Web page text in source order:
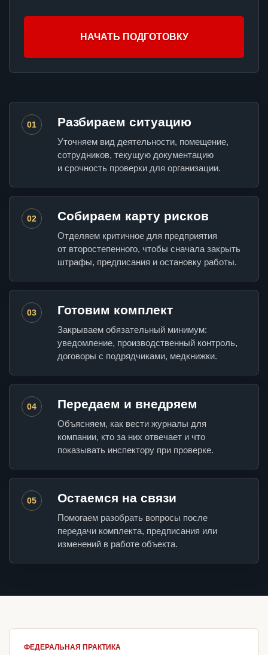
НАЧАТЬ ПОДГОТОВКУ
01 Разбираем ситуацию
Уточняем вид деятельности, помещение,
сотрудников, текущую документацию
и срочность проверки для организации.
02 Собираем карту рисков
Отделяем критичное для предприятия
от второстепенного, чтобы сначала закрыть
штрафы, предписания и остановку работы.
03 Готовим комплект
Закрываем обязательный минимум:
уведомление, производственный контроль,
договоры с подрядчиками, медкнижки.
04 Передаем и внедряем
Объясняем, как вести журналы для
компании, кто за них отвечает и что
показывать инспектору при проверке.
05 Остаемся на связи
Помогаем разобрать вопросы после
передачи комплекта, предписания или
изменений в работе объекта.
ФЕДЕРАЛЬНАЯ ПРАКТИКА